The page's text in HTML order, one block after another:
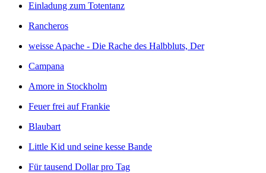
Einladung zum Totentanz
Rancheros
weisse Apache - Die Rache des Halbbluts, Der
Campana
Amore in Stockholm
Feuer frei auf Frankie
Blaubart
Little Kid und seine kesse Bande
Für tausend Dollar pro Tag